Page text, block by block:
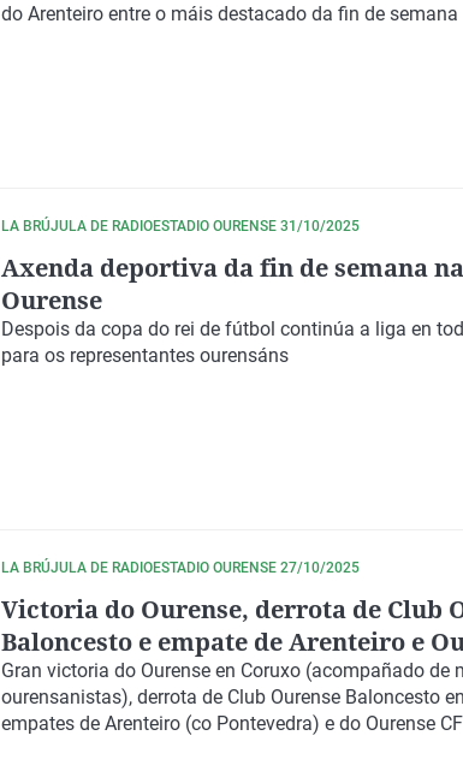
do Arenteiro entre o máis destacado da fin de semana
LA BRÚJULA DE RADIOESTADIO OURENSE 31/10/2025
Axenda deportiva da fin de semana
Ourense
Despois da copa do rei de fútbol continúa a liga en
para os representantes ourensáns
LA BRÚJULA DE RADIOESTADIO OURENSE 27/10/2025
Victoria do Ourense, derrota de Club
Baloncesto e empate de Arenteiro e
Gran victoria do Ourense en Coruxo (acompañado de
ourensanistas), derrota de Club Ourense Baloncesto
empates de Arenteiro (co Pontevedra) e do Ourense